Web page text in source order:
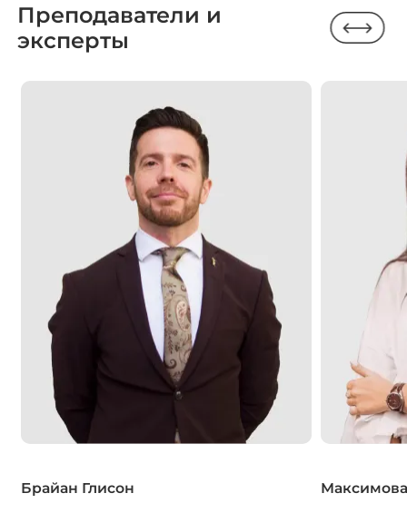
Преподаватели и
эксперты
Брайан Глисон